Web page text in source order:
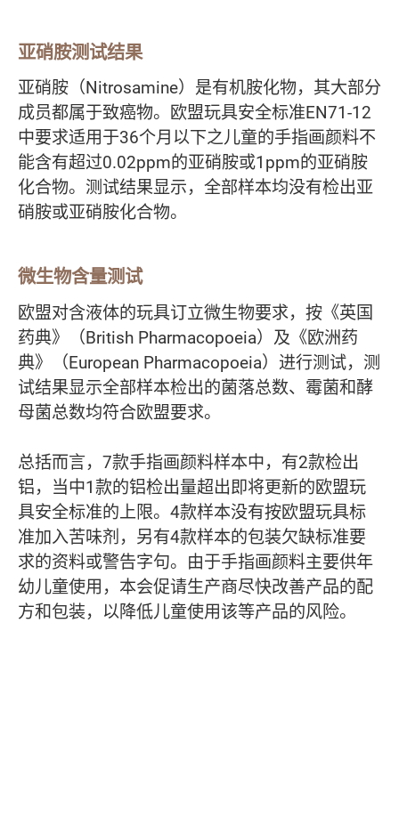
亚硝胺测试结果
亚硝胺（Nitrosamine）是有机胺化物，其大部分
成员都属于致癌物。欧盟玩具安全标准EN71-12
中要求适用于36个月以下之儿童的手指画颜料不
能含有超过0.02ppm的亚硝胺或1ppm的亚硝胺
化合物。测试结果显示，全部样本均没有检出亚
硝胺或亚硝胺化合物。
微生物含量测试
欧盟对含液体的玩具订立微生物要求，按《英国
药典》（British Pharmacopoeia）及《欧洲药
典》（European Pharmacopoeia）进行测试，测
试结果显示全部样本检出的菌落总数、霉菌和酵
母菌总数均符合欧盟要求。
总括而言，7款手指画颜料样本中，有2款检出
铝，当中1款的铝检出量超出即将更新的欧盟玩
具安全标准的上限。4款样本没有按欧盟玩具标
准加入苦味剂，另有4款样本的包装欠缺标准要
求的资料或警告字句。由于手指画颜料主要供年
幼儿童使用，本会促请生产商尽快改善产品的配
方和包装，以降低儿童使用该等产品的风险。